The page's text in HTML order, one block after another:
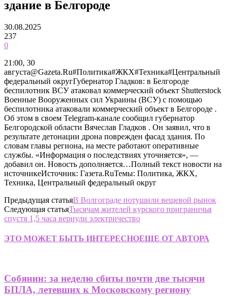
здание в Белгороде
30.08.2025
237
0
21:00, 30
августа@Gazeta.Ru#Политика#ЖКХ#Техника#Центральный
федеральный округГубернатор Гладков: в Белгороде
беспилотник ВСУ атаковал коммерческий объект Shutterstock
Военные Вооруженных сил Украины (ВСУ) с помощью
беспилотника атаковали коммерческий объект в Белгороде .
Об этом в своем Telegram-канале сообщил губернатор
Белгородской области Вячеслав Гладков . Он заявил, что в
результате детонации дрона поврежден фасад здания. По
словам главы региона, на месте работают оперативные
службы. «Информация о последствиях уточняется», —
добавил он. Новость дополняется…Полный текст новости на
источникеИсточник: Газета.RuТемы: Политика, ЖКХ,
Техника, Центральный федеральный округ
Предыдущая статьяВ Волгограде потушили вещевой рынок
Следующая статьяТысячам жителей курского приграничья
спустя 1,5 часа вернули электричество
ЭТО МОЖЕТ БЫТЬ ИНТЕРЕСНОЕЩЕ ОТ АВТОРА
Собянин: за неделю сбиты почти две тысячи
БПЛА, летевших к Московскому региону